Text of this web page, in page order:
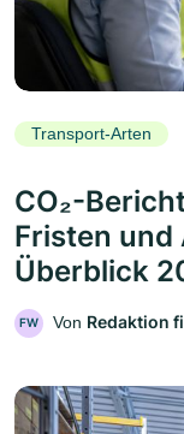
Transport-Arten
CO₂-
Fristen und
Überblick
FW Von Redaktion